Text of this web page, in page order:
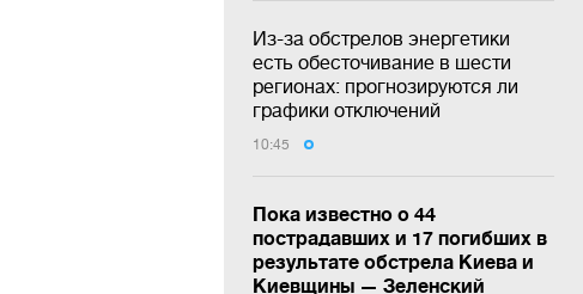
Из-за обстрелов энергетики
есть обесточивание в шести
регионах: прогнозируются ли
графики отключений
10:45
Пока известно о 44
пострадавших и 17 погибших в
результате обстрела Киева и
Киевщины — Зеленский